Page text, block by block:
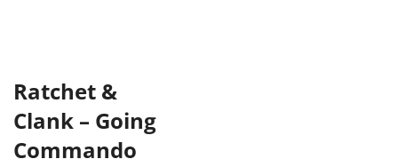
Ratchet &
Clank – Going
Commando